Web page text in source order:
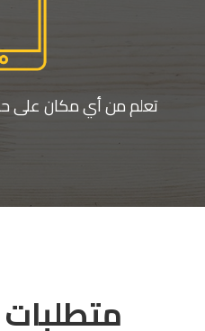
تعلم من أي مكان على
متطلبات